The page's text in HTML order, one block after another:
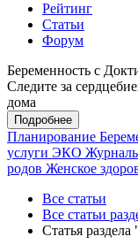
Рейтинг
Статьи
Форум
Беременность с
Следите за
дома
Подробнее
Планирование
услуги ЭКО
родов Женское
Все статьи
Все статьи
Статья